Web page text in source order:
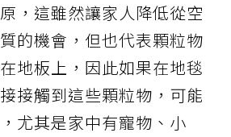
，這雖然讓家人降低從空
的機會，但也代表顆粒物
地板上，因此如果在地毯
接觸到這些顆粒物，可能
尤其是家中有寵物、小